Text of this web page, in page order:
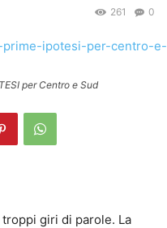
0
261
per Centro e Sud
giri di parole. La